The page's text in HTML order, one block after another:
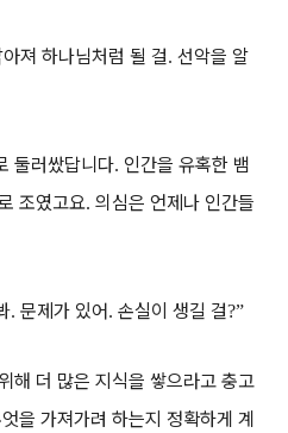
져 하나님처럼 될 걸. 선악을 알
둘러쌌답니다. 인간을 유혹한 뱀
조였고요. 의심은 언제나 인간들
. 문제가 있어. 손실이 생길 걸?”
해 더 많은 지식을 쌓으라고 충고
을 가져가려 하는지 정확하게 계